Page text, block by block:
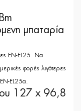
μπαταρία
EN-EL25. Να
φορές λιγότερες
EL25a.
127 x 96,8